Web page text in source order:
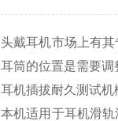
头戴耳机市场上有
耳筒的位置是需要
耳机插拔耐久测试机
本机适用于耳机滑